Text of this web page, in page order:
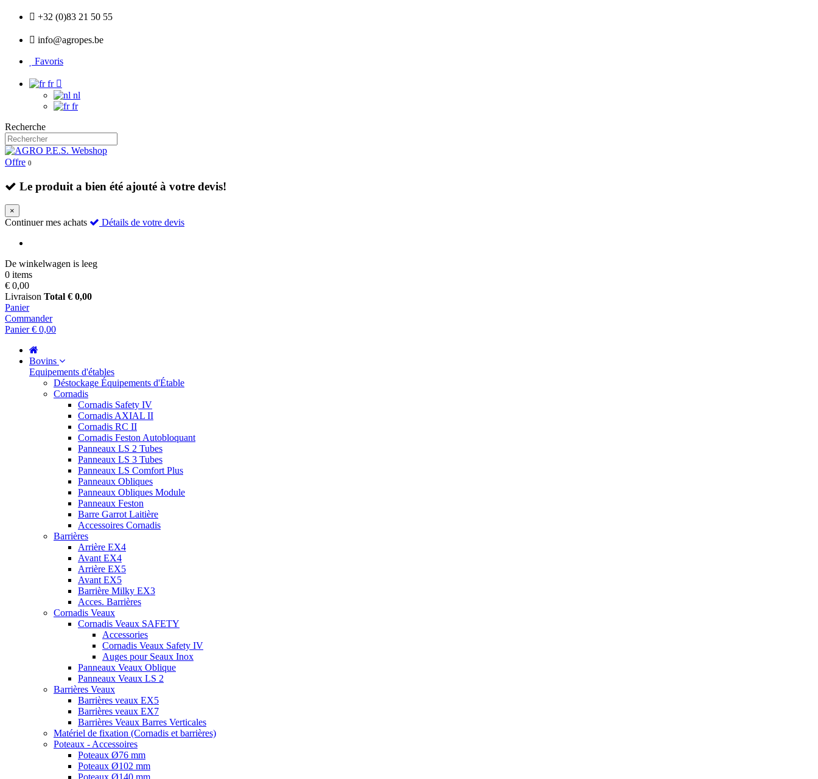
+32 (0)83 21 50 55
info@agropes.be
Favoris
fr
nl
fr
Recherche
Offre 0
Le produit a bien été ajouté à votre devis!
×
Continuer mes achats Détails de votre devis
De winkelwagen is leeg
0 items
€ 0,00
Livraison Total € 0,00
Panier
Commander
Panier € 0,00
Bovins
Equipements d'étables
Déstockage Équipements d'Étable
Cornadis
Cornadis Safety IV
Cornadis AXIAL II
Cornadis RC II
Cornadis Feston Autobloquant
Panneaux LS 2 Tubes
Panneaux LS 3 Tubes
Panneaux LS Comfort Plus
Panneaux Obliques
Panneaux Obliques Module
Panneaux Feston
Barre Garrot Laitière
Accessoires Cornadis
Barrières
Arrière EX4
Avant EX4
Arrière EX5
Avant EX5
Barrière Milky EX3
Acces. Barrières
Cornadis Veaux
Cornadis Veaux SAFETY
Accessories
Cornadis Veaux Safety IV
Auges pour Seaux Inox
Panneaux Veaux Oblique
Panneaux Veaux LS 2
Barrières Veaux
Barrières veaux EX5
Barrières veaux EX7
Barrières Veaux Barres Verticales
Matériel de fixation (Cornadis et barrières)
Poteaux - Accessoires
Poteaux Ø76 mm
Poteaux Ø102 mm